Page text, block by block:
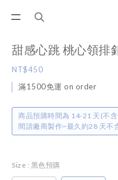
甜感心跳 桃心領排
NT$450
滿1500免運 on order
商品預購時間為 14-21 天(不
間請廠商製作~最久約28 天不
Size : 黑色預購